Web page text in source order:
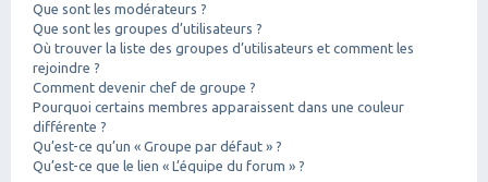
Que sont les modérateurs ?
Que sont les groupes d’utilisateurs ?
Où trouver la liste des groupes d’utilisateurs et comment les
rejoindre ?
Comment devenir chef de groupe ?
Pourquoi certains membres apparaissent dans une couleur
différente ?
Qu’est-ce qu’un « Groupe par défaut » ?
Qu’est-ce que le lien « L’équipe du forum » ?